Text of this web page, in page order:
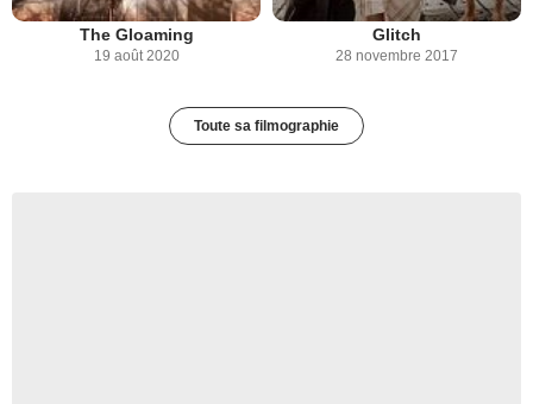
The Gloaming
19 août 2020
Glitch
28 novembre 2017
Toute sa filmographie